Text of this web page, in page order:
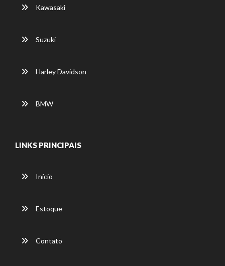
Kawasaki
Suzuki
Harley Davidson
BMW
LINKS PRINCIPAIS
Início
Estoque
Contato